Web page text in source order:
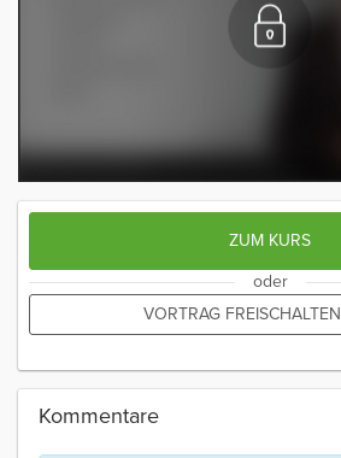
ZUM KURS
oder
VORTRAG FREISCHALTEN
Kommentare